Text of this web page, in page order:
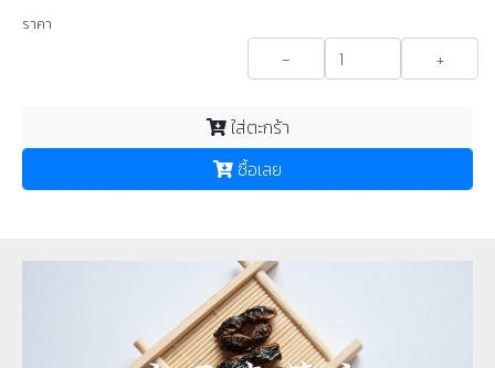
ราคา
- +
ใส่ตะกร้า
ซื้อเลย